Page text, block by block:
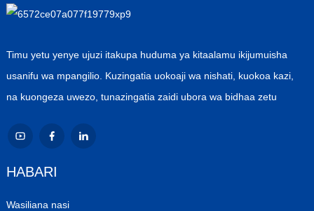
Timu yetu yenye ujuzi itakupa huduma ya kitaalamu ikijumuisha
usanifu wa mpangilio. Kuzingatia uokoaji wa nishati, kuokoa kazi,
na kuongeza uwezo, tunazingatia zaidi ubora wa bidhaa zetu
HABARI
Wasiliana nasi